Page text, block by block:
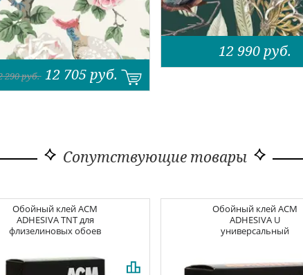
290руб. 12 705 руб.
12 990 руб.
Сопутствующие товары
Обойный клейACM
ADHESIVA TNT для
флизелиновых обоев
Обойный клейACM
ADHESIVA U
универсальный